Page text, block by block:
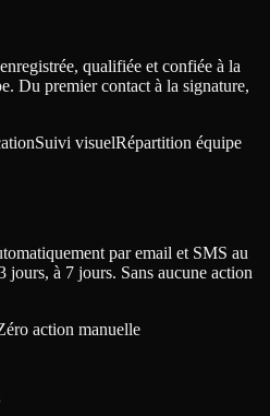
qualifiée et confiée à la
Du premier contact à la signature,
Suivi visuelRépartition équipe
par email et SMS au
jours, à 7 jours. Sans aucune action
action manuelle